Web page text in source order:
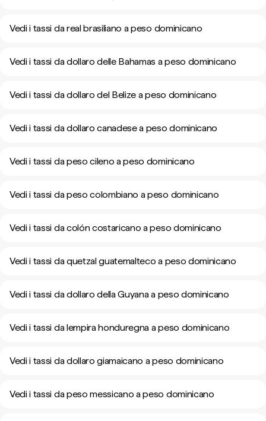
Vedi i tassi da real brasiliano a peso dominicano
Vedi i tassi da dollaro delle Bahamas a peso dominicano
Vedi i tassi da dollaro del Belize a peso dominicano
Vedi i tassi da dollaro canadese a peso dominicano
Vedi i tassi da peso cileno a peso dominicano
Vedi i tassi da peso colombiano a peso dominicano
Vedi i tassi da colón costaricano a peso dominicano
Vedi i tassi da quetzal guatemalteco a peso dominicano
Vedi i tassi da dollaro della Guyana a peso dominicano
Vedi i tassi da lempira honduregna a peso dominicano
Vedi i tassi da dollaro giamaicano a peso dominicano
Vedi i tassi da peso messicano a peso dominicano